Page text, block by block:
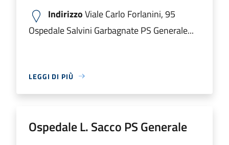
IndirizzoViale Carlo Forlanini, 95
Ospedale Salvini Garbagnate PS Generale...
LEGGI DI PIÙ
Ospedale L. Sacco PS Generale